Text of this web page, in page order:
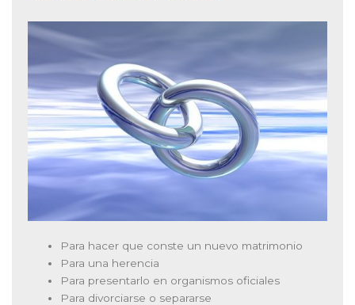
Para hacer que conste un nuevo matrimonio
Para una herencia
Para presentarlo en organismos oficiales
Para divorciarse o separarse